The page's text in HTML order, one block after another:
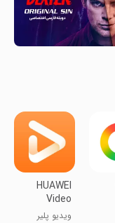
HUAWEI
Video
ویدیو پلیر